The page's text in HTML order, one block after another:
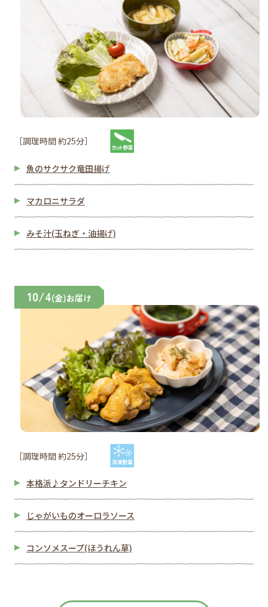
［調理時間 約25分］
魚のサクサク竜田揚げ
マカロニサラダ
みそ汁(玉ねぎ・油揚げ)
10/4(金)お届け
［調理時間 約25分］
本格派♪タンドリーチキン
じゃがいものオーロラソース
コンソメスープ(ほうれん草)